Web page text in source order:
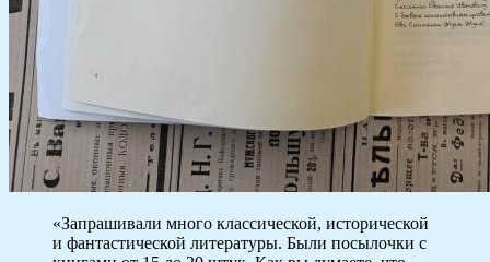
«Запрашивали много классической, исторической
и фантастической литературы. Были посылочки с